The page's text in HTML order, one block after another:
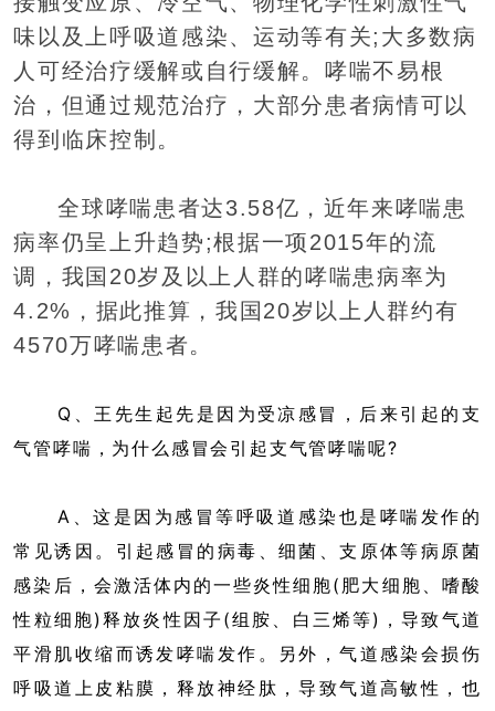
味以及上呼吸道感染、运动等有关;大多数病
人可经治疗缓解或自行缓解。哮喘不易根
治，但通过规范治疗，大部分患者病情可以
得到临床控制。
全球哮喘患者达3.58亿，近年来哮喘患
病率仍呈上升趋势;根据一项2015年的流
调，我国20岁及以上人群的哮喘患病率为
4.2%，据此推算，我国20岁以上人群约有
4570万哮喘患者。
Q、王先生起先是因为受凉感冒，后来引起的支
气管哮喘，为什么感冒会引起支气管哮喘呢?
A、这是因为感冒等呼吸道感染也是哮喘发作的
常见诱因。引起感冒的病毒、细菌、支原体等病原菌
感染后，会激活体内的一些炎性细胞(肥大细胞、嗜酸
性粒细胞)释放炎性因子(组胺、白三烯等)，导致气道
平滑肌收缩而诱发哮喘发作。另外，气道感染会损伤
呼吸道上皮粘膜，释放神经肽，导致气道高敏性，也